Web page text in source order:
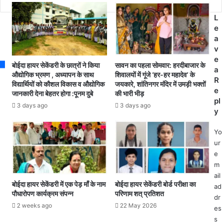
क
चा
री
अ
धि
का
री
फे
का
ना
को
ना
जों
पी
पी
बोईदा हायर सेकेंडरी के छात्रों ने किया
औद्योगिक भ्रमण , अध्यापन के साथ
विद्यार्थियों को कौशल विकास व औद्योगिक
जानकारी देना बेहतर होगा :पूनम दुबे
3 days ago
सावन का पहला सोमवार: हरदीबाजार के
शिवालयों में गूंजे ‘हर-हर महादेव’ के
जयकारे, शांतिनगर मंदिर में उमड़ी भक्तों
की भारी भीड़
3 days ago
बोईदा हायर सेकेंडरी में एक पेड़ माँ के नाम
पौधारोपण कार्यक्रम संपन्न
2 weeks ago
बोईदा हायर सेकेंडरी बोर्ड परीक्षा का
परिणाम शत् प्रतिशत
22 May 2026
L
e
a
v
e
a
R
e
pl
y
Yo
ur
e
m
ail
ad
dr
es
s